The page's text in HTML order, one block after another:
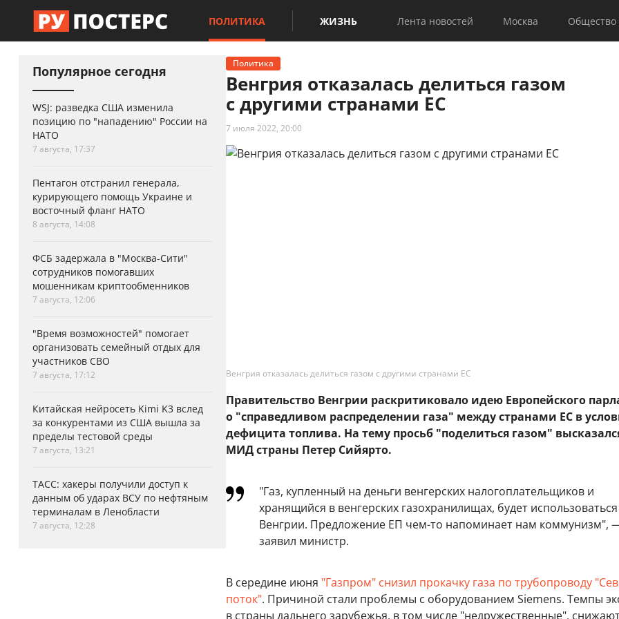
ПОЛИТИКА ЖИЗНЬ Лента новостей Москва Общество
Популярное сегодня
WSJ: разведка США изменила
позицию по "нападению" России на
НАТО
7 августа, 17:37
Пентагон отстранил генерала,
курирующего помощь Украине и
восточный фланг НАТО
8 августа, 14:08
ФСБ задержала в "Москва-Сити"
сотрудников помогавших
мошенникам криптообменников
7 августа, 12:06
"Время возможностей" помогает
организовать семейный отдых для
участников СВО
7 августа, 17:12
Китайская нейросеть Kimi K3 вслед
за конкурентами из США вышла за
пределы тестовой среды
7 августа, 13:21
ТАСС: хакеры получили доступ к
данным об ударах ВСУ по нефтяным
терминалам в Ленобласти
7 августа, 12:28
Политика
Венгрия отказалась делиться газом
с другими странами ЕС
7 июля 2022, 20:00
Венгрия отказалась делиться газом с другими странами ЕС
Правительство Венгрии раскритиковало идею Европейского
о "справедливом распределении газа" между странами ЕС в
дефицита топлива. На тему просьб "поделиться газом"
МИД страны Петер Сийярто.
"Газ, купленный на деньги венгерских налогоплательщиков и
хранящийся в венгерских газохранилищах, будет
Венгрии. Предложение ЕП чем-то напоминает нам коммунизм",
заявил министр.
В середине июня "Газпром" снизил прокачку газа по трубопроводу
поток". Причиной стали проблемы с оборудованием Siemens. Темпы
в страны дальнего зарубежья, в том числе "недружественные",